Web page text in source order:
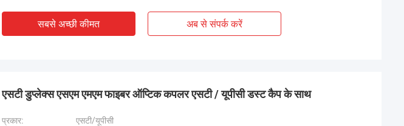
सबसे अच्छी कीमत अब से संपर्क करें
एसटी डुप्लेक्स एसएम एमएम फाइबर ऑप्टिक कपलर एसटी / यूपीसी डस्ट कैप के साथ
प्रकार:
एसटी/यूपीसी